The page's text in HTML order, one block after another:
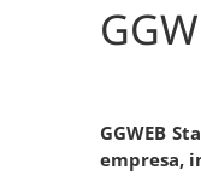
GGWEB
empresa,